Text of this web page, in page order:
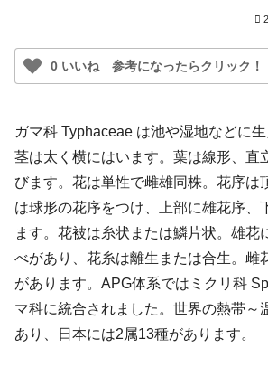
0 いいね 参考になったらクリック！
ガマ科 Typhaceae は池や湿地などに
茎は太く横にはいます。葉は線形、直
びます。花は単性で雌雄同株。花序は
は球形の花序をつけ、上部に雄花序、
ます。花被は糸状または鱗片状。雄花
べがあり、花糸は離生または合生。雌
があります。APG体系ではミクリ科
マ科に統合されました。世界の熱帯～
あり、日本には2属13種があります。